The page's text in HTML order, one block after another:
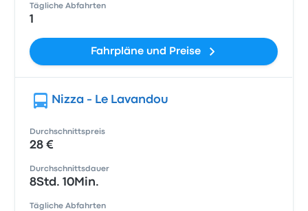
Tägliche Abfahrten
1
Fahrpläne und Preise
Nizza - Le Lavandou
Durchschnittspreis
28 €
Durchschnittsdauer
8Std. 10Min.
Tägliche Abfahrten